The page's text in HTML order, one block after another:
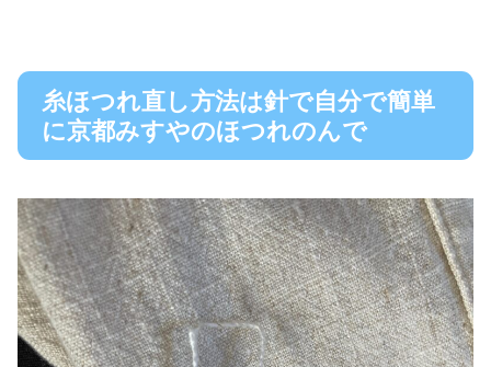
糸ほつれ直し方法は針で自分で簡単
に京都みすやのほつれのんで